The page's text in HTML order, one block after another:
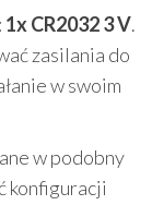
1x CR2032 3 V.
zasilania do
w swoim
w podobny
konfiguracji